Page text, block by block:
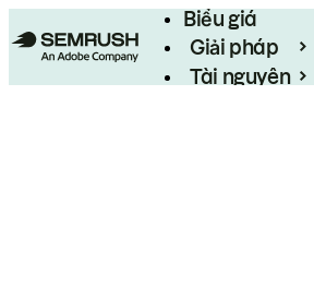
Biểu giá
Giải pháp
Tài nguyên